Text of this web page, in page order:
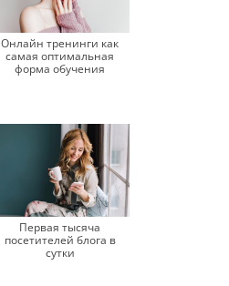
Онлайн тренинги как
самая оптимальная
форма обучения
Первая тысяча
посетителей блога в
сутки